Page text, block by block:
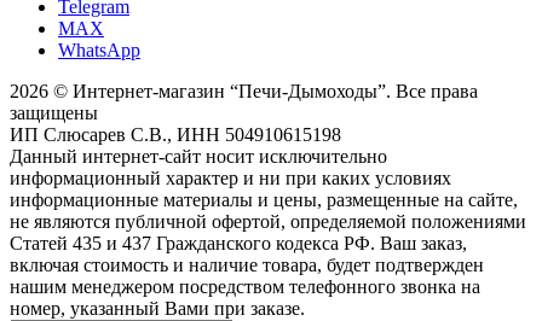
Telegram
MAX
WhatsApp
2026 © Интернет-магазин “Печи-Дымоходы”. Все права
защищены
ИП Слюсарев С.В., ИНН 504910615198
Данный интернет-сайт носит исключительно
информационный характер и ни при каких условиях
информационные материалы и цены, размещенные на сайте,
не являются публичной офертой, определяемой положениями
Статей 435 и 437 Гражданского кодекса РФ. Ваш заказ,
включая стоимость и наличие товара, будет подтвержден
нашим менеджером посредством телефонного звонка на
номер, указанный Вами при заказе.